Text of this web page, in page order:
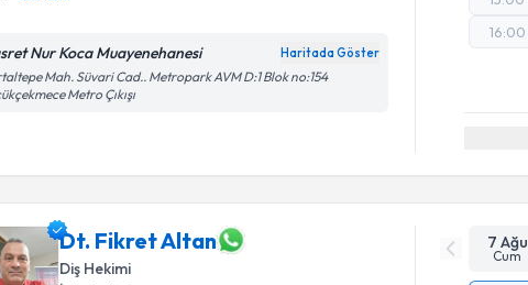
Nur Koca Muayenehanesi Haritada Göster
Mah. Süvari Cad.. Metropark AVM D:1 Blok no:154
Metro Çıkışı
16:00
Dt. Fikret Altan
Diş Hekimi
7 Ağu
Cum